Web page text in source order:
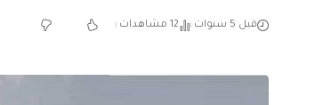
قبل 5 سنوات 12 مشاهدات